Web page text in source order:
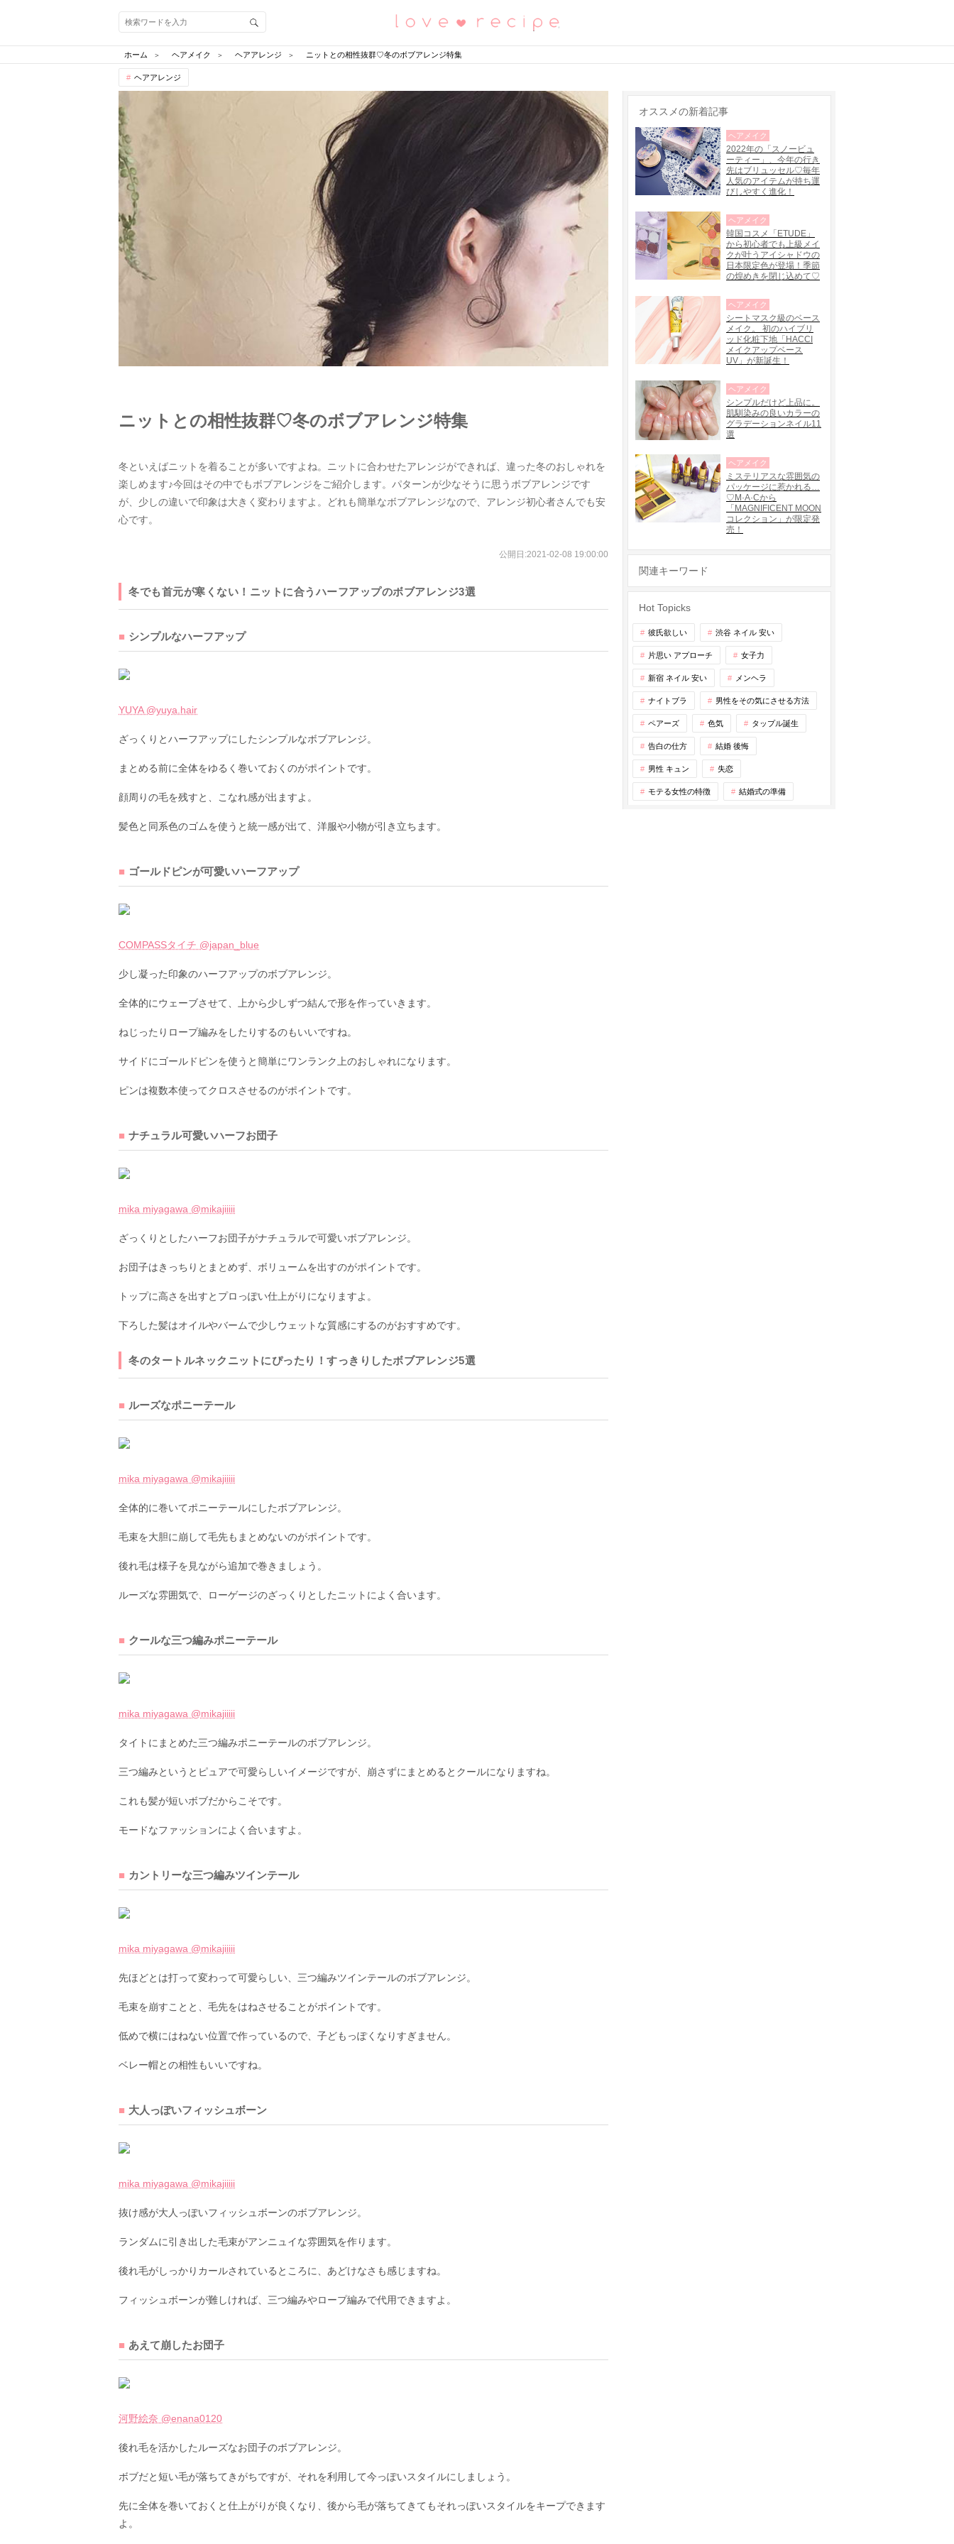
恋愛レシピ
ホーム ヘアメイク ヘアアレンジ ニットとの相性抜群♡冬のボブアレンジ特集
ヘアアレンジ
ニットとの相性抜群♡冬のボブアレンジ特集
冬といえばニットを着ることが多いですよね。ニットに合わせたアレンジができれば、違った冬のおしゃれを
楽しめます♪今回はその中でもボブアレンジをご紹介します。パターンが少なそうに思うボブアレンジです
が、少しの違いで印象は大きく変わりますよ。どれも簡単なボブアレンジなので、アレンジ初心者さんでも安
心です。
公開日:2021-02-08 19:00:00
冬でも首元が寒くない！ニットに合うハーフアップのボブアレンジ3選
シンプルなハーフアップ
YUYA @yuya.hair
ざっくりとハーフアップにしたシンプルなボブアレンジ。
まとめる前に全体をゆるく巻いておくのがポイントです。
顔周りの毛を残すと、こなれ感が出ますよ。
髪色と同系色のゴムを使うと統一感が出て、洋服や小物が引き立ちます。
ゴールドピンが可愛いハーフアップ
COMPASSタイチ @japan_blue
少し凝った印象のハーフアップのボブアレンジ。
全体的にウェーブさせて、上から少しずつ結んで形を作っていきます。
ねじったりロープ編みをしたりするのもいいですね。
サイドにゴールドピンを使うと簡単にワンランク上のおしゃれになります。
ピンは複数本使ってクロスさせるのがポイントです。
ナチュラル可愛いハーフお団子
mika miyagawa @mikajiiiii
ざっくりとしたハーフお団子がナチュラルで可愛いボブアレンジ。
お団子はきっちりとまとめず、ボリュームを出すのがポイントです。
トップに高さを出すとプロっぽい仕上がりになりますよ。
下ろした髪はオイルやバームで少しウェットな質感にするのがおすすめです。
冬のタートルネックニットにぴったり！すっきりしたボブアレンジ5選
ルーズなポニーテール
mika miyagawa @mikajiiiii
全体的に巻いてポニーテールにしたボブアレンジ。
毛束を大胆に崩して毛先もまとめないのがポイントです。
後れ毛は様子を見ながら追加で巻きましょう。
ルーズな雰囲気で、ローゲージのざっくりとしたニットによく合います。
クールな三つ編みポニーテール
mika miyagawa @mikajiiiii
タイトにまとめた三つ編みポニーテールのボブアレンジ。
三つ編みというとピュアで可愛らしいイメージですが、崩さずにまとめるとクールになりますね。
これも髪が短いボブだからこそです。
モードなファッションによく合いますよ。
カントリーな三つ編みツインテール
mika miyagawa @mikajiiiii
先ほどとは打って変わって可愛らしい、三つ編みツインテールのボブアレンジ。
毛束を崩すことと、毛先をはねさせることがポイントです。
低めで横にはねない位置で作っているので、子どもっぽくなりすぎません。
ベレー帽との相性もいいですね。
大人っぽいフィッシュボーン
mika miyagawa @mikajiiiii
抜け感が大人っぽいフィッシュボーンのボブアレンジ。
ランダムに引き出した毛束がアンニュイな雰囲気を作ります。
後れ毛がしっかりカールされているところに、あどけなさも感じますね。
フィッシュボーンが難しければ、三つ編みやロープ編みで代用できますよ。
あえて崩したお団子
河野絵奈 @enana0120
後れ毛を活かしたルーズなお団子のボブアレンジ。
ボブだと短い毛が落ちてきがちですが、それを利用して今っぽいスタイルにしましょう。
先に全体を巻いておくと仕上がりが良くなり、後から毛が落ちてきてもそれっぽいスタイルをキープできます
よ。
オススメの新着記事
2022年の「スノービュ
ーティー」、今年の行き
先はブリュッセル♡毎年
人気のアイテムが持ち運
びしやすく進化！
ヘアメイク
韓国コスメ「ETUDE」
から初心者でも上級メイ
クが叶うアイシャドウの
日本限定色が登場！季節
の煌めきを閉じ込めて♡
ヘアメイク
シートマスク級のベース
メイク。 初のハイブリ
ッド化粧下地「HACCI
メイクアップベース
UV」が新誕生！
ヘアメイク
シンプルだけど上品に。
肌馴染みの良いカラーの
グラデーションネイル11
選
ヘアメイク
ミステリアスな雰囲気の
パッケージに惹かれる…
♡M·A·Cから
「MAGNIFICENT MOON
コレクション」が限定発
売！
ヘアメイク
関連キーワード
Hot Topicks
彼氏欲しい 渋谷 ネイル 安い
片思い アプローチ 女子力
新宿 ネイル 安い メンヘラ
ナイトブラ 男性をその気にさせる方法
ペアーズ 色気 タップル誕生
告白の仕方 結婚 後悔
男性 キュン 失恋
モテる女性の特徴 結婚式の準備